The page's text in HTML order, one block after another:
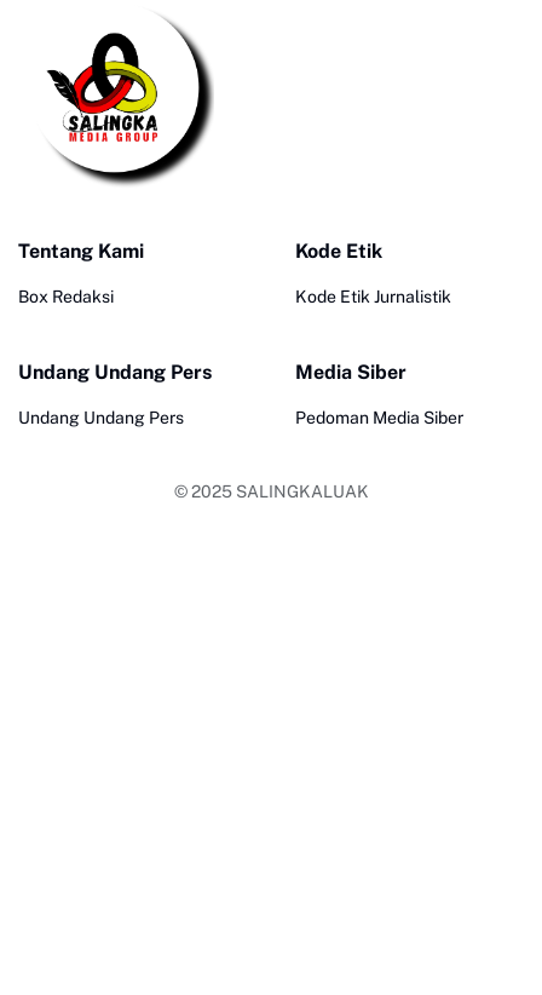
Tentang Kami
Box Redaksi
Kode Etik
Kode Etik Jurnalistik
Undang Undang Pers
Undang Undang Pers
Media Siber
Pedoman Media Siber
© 2025 SALINGKALUAK